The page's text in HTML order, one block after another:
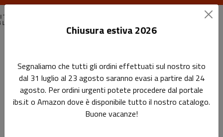
Alle sorgenti del Giappone: incontro con Rossella Marangoni
alla Biblioteca di Cusago
Alle sorgenti del Giappone:
Sottotitolo non presente
Chiusura estiva 2026
Segnaliamo che tutti gli ordini effettuati sul nostro sito
dal 31 luglio al 23 agosto saranno evasi a partire dal 24
agosto. Per ordini urgenti potete procedere dal portale
ibs.it o Amazon dove è disponibile tutto il nostro catalogo.
Buone vacanze!